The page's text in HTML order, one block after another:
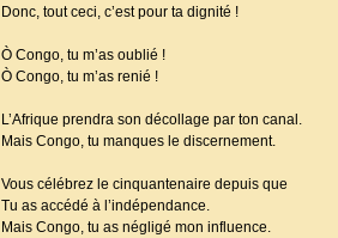
Donc, tout ceci, c’est pour ta dignité !
Ò Congo, tu m’as oublié !
Ò Congo, tu m’as renié !
L’Afrique prendra son décollage par ton canal.
Mais Congo, tu manques le discernement.
Vous célébrez le cinquantenaire depuis que
Tu as accédé à l’indépendance.
Mais Congo, tu as négligé mon influence.